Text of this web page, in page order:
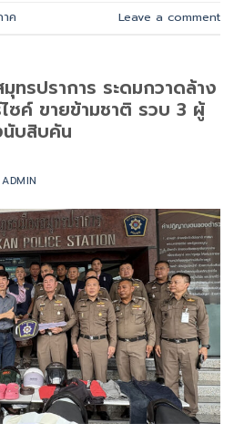
ค Leave a comment
ทรปราการ ระดมกวาดล้าง
ซค์ ขายข้ามชาติ รวบ 3 ผู้
บสิบคัน
ADMIN